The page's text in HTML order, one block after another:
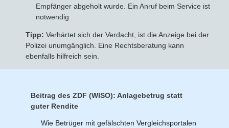
Empfänger abgeholt wurde. Ein Anruf beim Service ist
notwendig
Tipp: Verhärtet sich der Verdacht, ist die Anzeige bei der
Polizei unumgänglich. Eine Rechtsberatung kann
ebenfalls hilfreich sein.
Beitrag des ZDF (WISO): Anlagebetrug statt
guter Rendite
Wie Betrüger mit gefälschten Vergleichsportalen